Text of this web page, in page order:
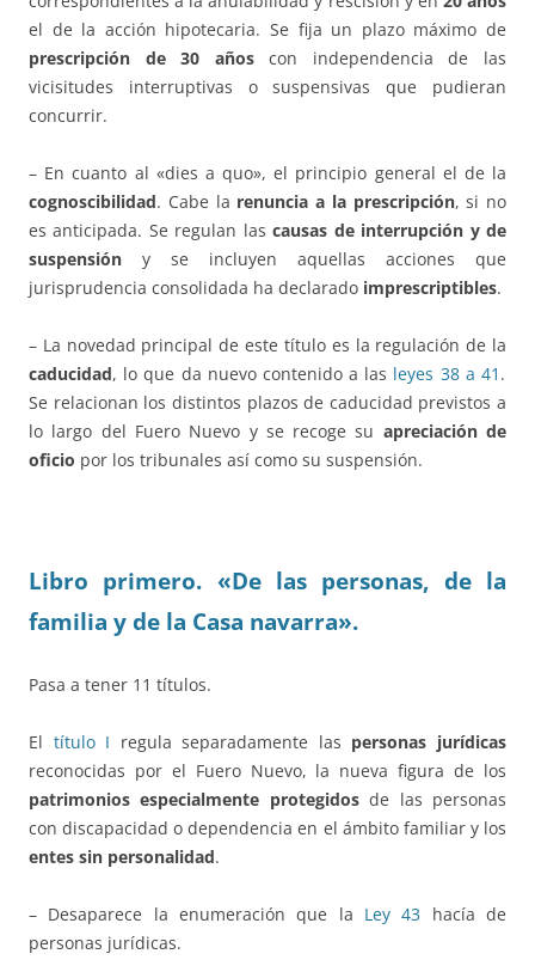
el de la acción hipotecaria. Se fija un plazo máximo de
prescripción de 30 añoscon independencia de las
vicisitudes interruptivas o suspensivas que pudieran
concurrir.
– En cuanto al «dies a quo», el principio general el de la
cognoscibilidad. Cabe la renuncia a la prescripción, si no
es anticipada. Se regulan lascausas de interrupción y de
suspensión y se incluyen aquellas acciones que
jurisprudencia consolidada ha declarado imprescriptibles.
– La novedad principal de este título es la regulación de la
caducidad, lo que da nuevo contenido a las leyes 38 a 41 .
Se relacionan los distintos plazos de caducidad previstos a
lo largo del Fuero Nuevo y se recoge su apreciación de
oficio por los tribunales así como su suspensión.
Libro primero. «De las personas, de la
familia y de la Casa navarra».
Pasa a tener 11 títulos.
El título I regula separadamente las personas jurídicas
reconocidas por el Fuero Nuevo, la nueva figura de los
patrimonios especialmente protegidosde las personas
con discapacidad o dependencia en el ámbito familiar y los
entes sin personalidad.
– Desaparece la enumeración que la Ley 43 hacía de
personas jurídicas.